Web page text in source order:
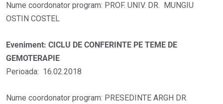
Nume coordonator program: PROF. UNIV. DR. MUNGIU
OSTIN COSTEL
Eveniment: CICLU DE CONFERINTE PE TEME DE
GEMOTERAPIE
Perioada: 16.02.2018
Nume coordonator program: PRESEDINTE ARGH DR.